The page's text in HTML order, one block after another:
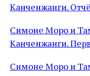
Канченжанги.
Симоне Моро и
Канченжанги.
Симоне Моро и